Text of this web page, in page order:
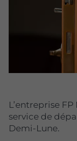
L’entreprise
service de
Demi-Lune.